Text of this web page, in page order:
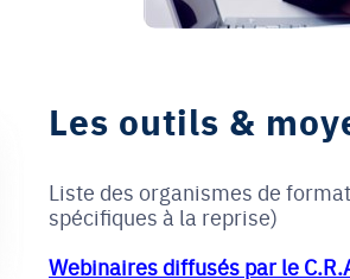
Les outils &
Liste des organismes de
spécifiques à la reprise)
Webinaires diffusés par le